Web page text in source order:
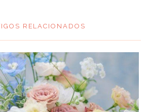
RELACIONADOS